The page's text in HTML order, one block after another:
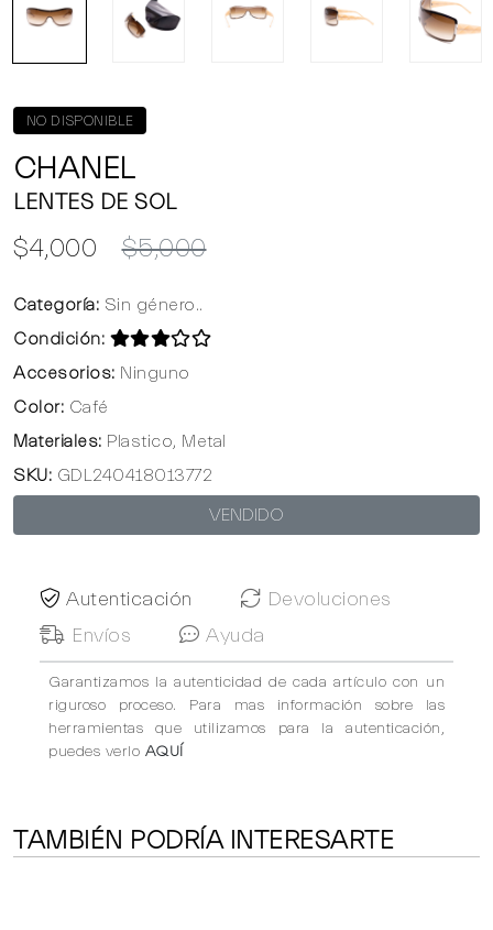
NO DISPONIBLE
CHANEL
LENTES DE SOL
$4,000 $5,000
Categoría: Sin género..
Condición:
Accesorios: Ninguno
Color: Café
Materiales: Plastico, Metal
SKU: GDL240418013772
VENDIDO
Autenticación
Devoluciones
Envíos
Ayuda
Garantizamos la autenticidad de cada artículo con un
riguroso proceso. Para mas información sobre las
herramientas que utilizamos para la autenticación,
puedes verlo AQUÍ
TAMBIÉN PODRÍA INTERESARTE